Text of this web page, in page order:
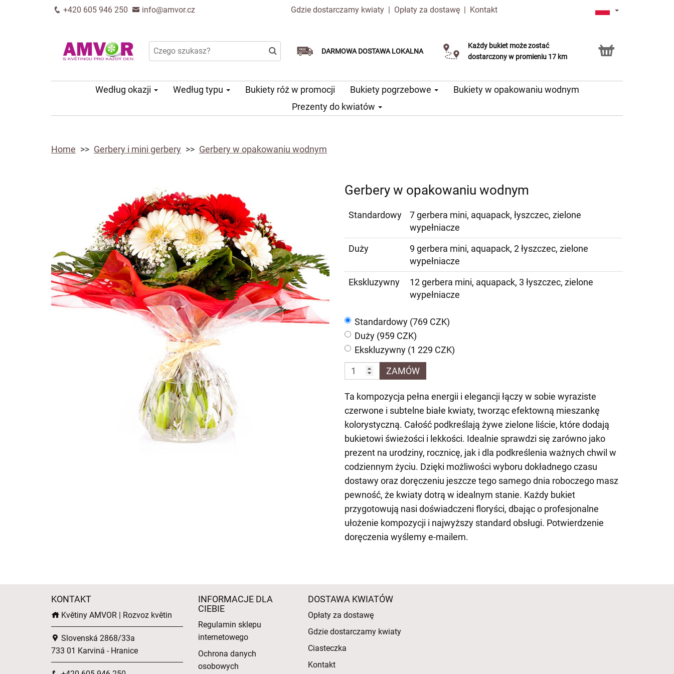
+420 605 946 250 info@amvor.cz Gdzie dostarczamy kwiaty | Opłaty za dostawę | Kontakt
DARMOWA DOSTAWA LOKALNA
Dostawa tego samego dnia
Wybierz datę dostawy
Każdy bukiet może zostać
dostarczony w promieniu 17 km
Usługa Click & Collect
Według okazji Według typu Bukiety róż w promocji Bukiety pogrzebowe
Bukiety w opakowaniu wodnym
Prezenty do kwiatów
Home Gerbery i mini gerbery Gerbery w opakowaniu wodnym
Gerbery w opakowaniu wodnym
Standardowy
7 gerbera mini, aquapack, łyszczec, zielone
wypełniacze
Duży
9 gerbera mini, aquapack, 2 łyszczec, zielone
wypełniacze
Ekskluzywny
12 gerbera mini, aquapack, 3 łyszczec, zielone
wypełniacze
Standardowy (769 CZK)
Duży (959 CZK)
Ekskluzywny (1 229 CZK)
ZAMÓW
Ta kompozycja pełna energii i elegancji łączy w sobie wyraziste
czerwone i subtelne białe kwiaty, tworząc efektowną mieszankę
kolorystyczną. Całość podkreślają żywe zielone liście, które dodają
bukietowi świeżości i lekkości. Idealnie sprawdzi się zarówno jako
prezent na urodziny, rocznicę, jak i dla podkreślenia ważnych chwil w
codziennym życiu. Dzięki możliwości wyboru dokładnego czasu
dostawy oraz doręczeniu jeszcze tego samego dnia roboczego masz
pewność, że kwiaty dotrą w idealnym stanie. Każdy bukiet
przygotowują nasi doświadczeni floryści, dbając o profesjonalne
ułożenie kompozycji i najwyższy standard obsługi. Potwierdzenie
doręczenia wyślemy e-mailem.
KONTAKT
Květiny AMVOR | Rozvoz květin
Slovenská 2868/33a
733 01 Karviná - Hranice
INFORMACJE DLA
CIEBIE
Regulamin sklepu
internetowego
Ochrona danych
osobowych
DOSTAWA KWIATÓW
Opłaty za dostawę
Gdzie dostarczamy kwiaty
Ciasteczka
Kontakt